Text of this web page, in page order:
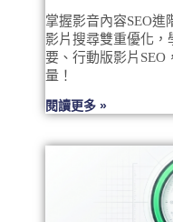
掌握影音內容SEO進
影片搜尋雙重優化，
要、行動版影片SEO
量！
閱讀更多 »